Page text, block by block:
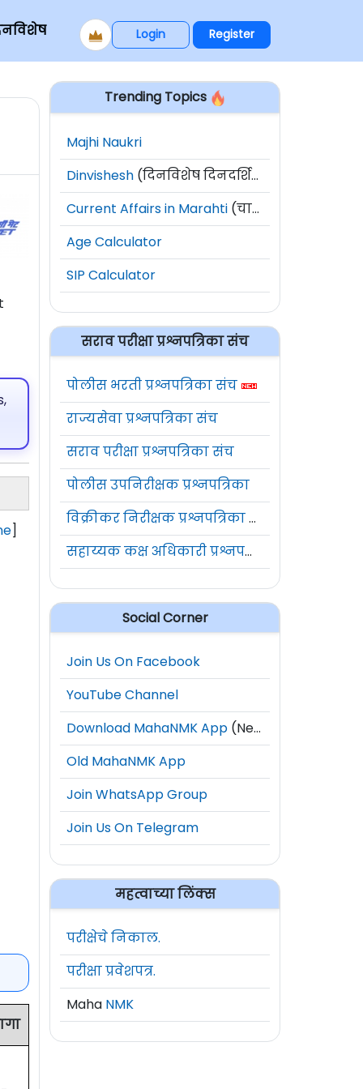
Login Register
]
Trending Topics
Majhi Naukri
Dinvishesh (दिनविशेष दिनदर्शिका)
Current Affairs in Marahti (चालू घडामोडी)
Age Calculator
SIP Calculator
सराव परीक्षा प्रश्नपत्रिका संच
पोलीस भरती प्रश्नपत्रिका संच
राज्यसेवा प्रश्नपत्रिका संच
सराव परीक्षा प्रश्नपत्रिका संच
पोलीस उपनिरीक्षक प्रश्नपत्रिका
विक्रीकर निरीक्षक प्रश्नपत्रिका संच
सहाय्यक कक्ष अधिकारी प्रश्नपत्रिका संच
Social Corner
Join Us On Facebook
YouTube Channel
Download MahaNMK App (New)
Old MahaNMK App
Join WhatsApp Group
Join Us On Telegram
महत्वाच्या लिंक्स
परीक्षेचे निकाल.
परीक्षा प्रवेशपत्र.
Maha NMK